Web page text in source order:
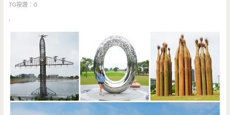
TG按讚：0
.